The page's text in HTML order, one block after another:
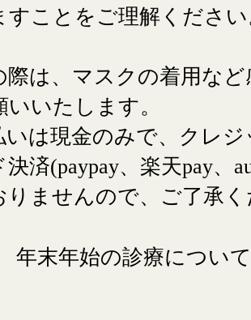
すことをご理解くださ
際は、マスクの着用な
いたします。
いは現金のみで、クレ
済(paypay、楽天pay、
りませんので、ご了承
年末年始の診療につい